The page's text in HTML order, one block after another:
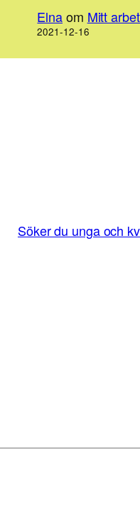
Elnaom Mitt
2021-12-16
Söker du unga och